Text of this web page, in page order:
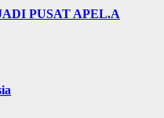
PUSAT APEL.A